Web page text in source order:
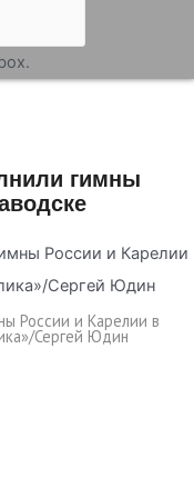
гимны
России и Карелии в
Сергей Юдин